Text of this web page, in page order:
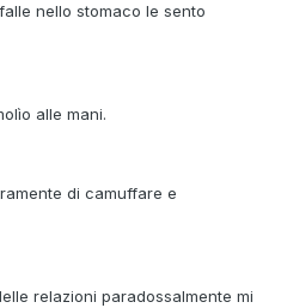
nello stomaco le sento
alle mani.
di camuffare e
relazioni paradossalmente mi